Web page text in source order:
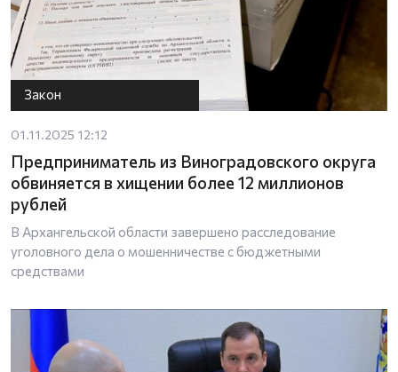
Закон
01.11.2025 12:12
Предприниматель из Виноградовского округа
обвиняется в хищении более 12 миллионов
рублей
В Архангельской области завершено расследование
уголовного дела о мошенничестве с бюджетными
средствами